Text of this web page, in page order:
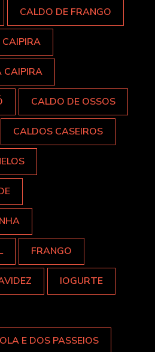
CALDO DE FRANGO
CAIPIRA
CALDO DE OSSOS
CALDOS CASEIROS
FRANGO
IOGURTE
E DOS PASSEIOS